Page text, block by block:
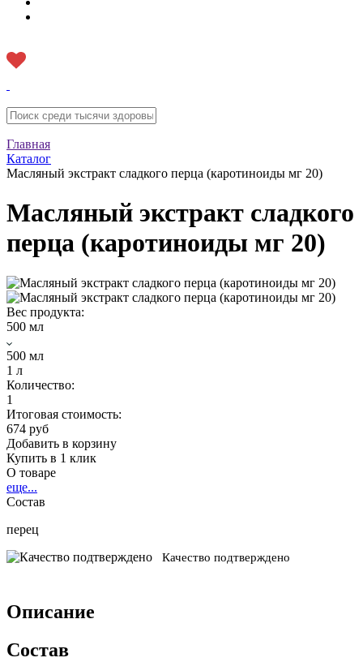
Главная
Каталог
Масляный экстракт сладкого перца (каротиноиды мг 20)
Масляный экстракт сладкого
перца (каротиноиды мг 20)
Вес продукта:
500 мл
500 мл
1 л
Количество:
1
Итоговая стоимость:
674 руб
Добавить в корзину
Купить в 1 клик
О товаре
еще...
Состав
перец
Качество подтверждено
Описание
Состав